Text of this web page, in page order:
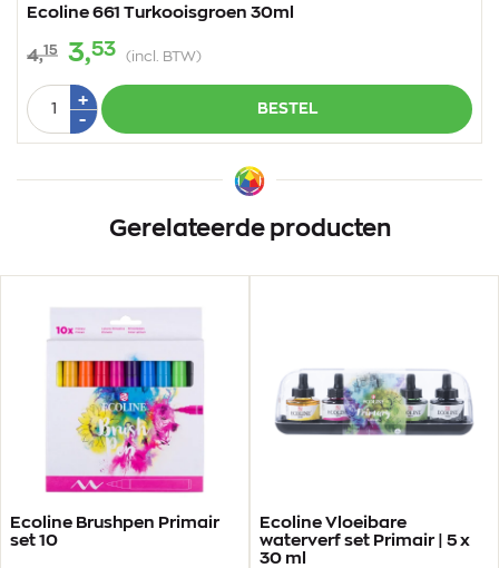
Ecoline 661 Turkooisgroen 30ml
4,15 3,53 (incl. BTW)
Aantal
+Plus
-Min
1
BESTEL
Gerelateerde producten
Ecoline Brushpen Primair
set 10
Ecoline Vloeibare
waterverf set Primair | 5 x
30 ml